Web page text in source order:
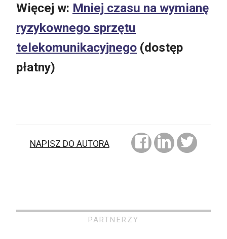
Więcej w: Mniej czasu na wymianę
ryzykownego sprzętu
telekomunikacyjnego (dostęp
płatny)
NAPISZ DO AUTORA
PARTNERZY